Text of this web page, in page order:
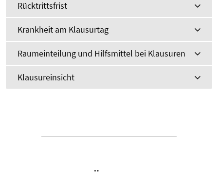
Rücktrittsfrist
Krankheit am Klausurtag
Raumeinteilung und Hilfsmittel bei Klausuren
Klausureinsicht